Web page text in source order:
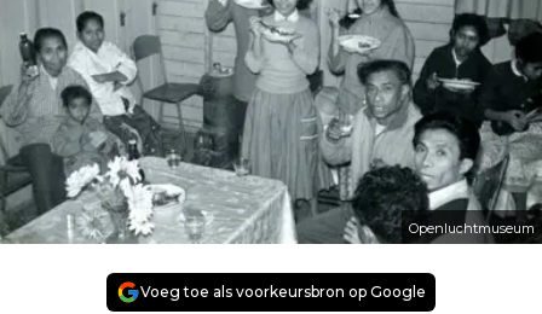
Openluchtmuseum
Voeg toe als voorkeursbron op Google